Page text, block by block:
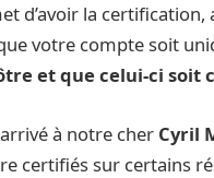
d’avoir la certification,
votre compte soit
et que celui-ci soit
arrivé à notre cher Cyril
certifiés sur certains